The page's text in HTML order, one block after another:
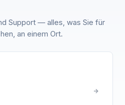
Support — alles, was Sie für
an einem Ort.